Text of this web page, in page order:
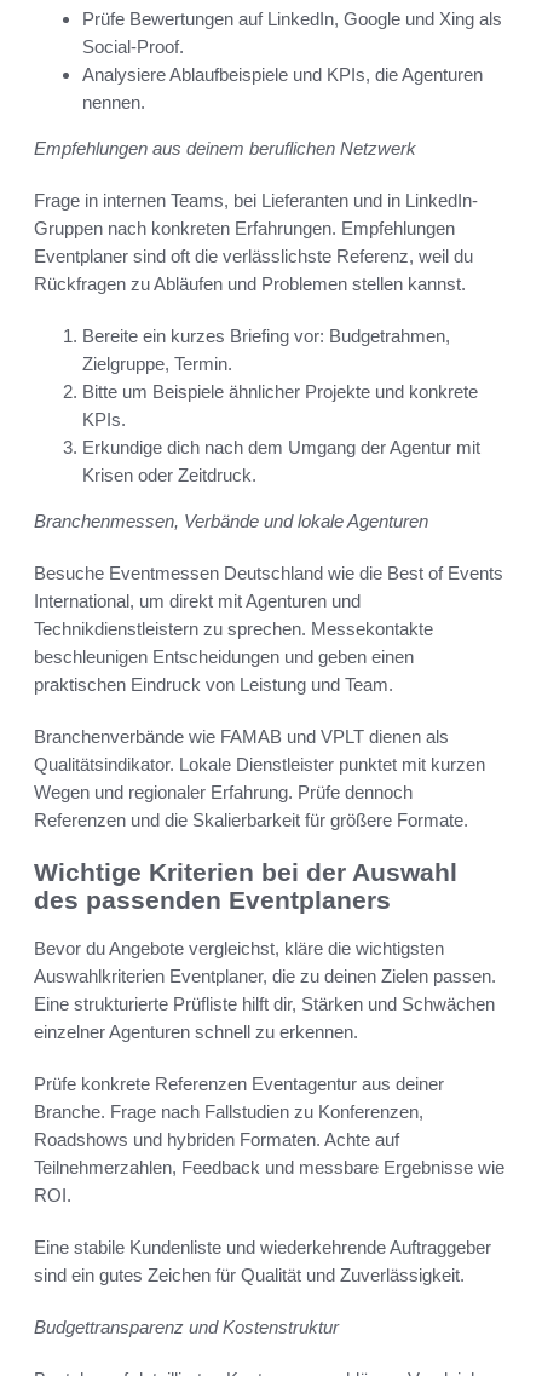
Prüfe Bewertungen auf LinkedIn, Google und Xing als
Social-Proof.
Analysiere Ablaufbeispiele und KPIs, die Agenturen
nennen.
Empfehlungen aus deinem beruflichen Netzwerk
Frage in internen Teams, bei Lieferanten und in LinkedIn-
Gruppen nach konkreten Erfahrungen. Empfehlungen
Eventplaner sind oft die verlässlichste Referenz, weil du
Rückfragen zu Abläufen und Problemen stellen kannst.
Bereite ein kurzes Briefing vor: Budgetrahmen,
Zielgruppe, Termin.
Bitte um Beispiele ähnlicher Projekte und konkrete
KPIs.
Erkundige dich nach dem Umgang der Agentur mit
Krisen oder Zeitdruck.
Branchenmessen, Verbände und lokale Agenturen
Besuche Eventmessen Deutschland wie die Best of Events
International, um direkt mit Agenturen und
Technikdienstleistern zu sprechen. Messekontakte
beschleunigen Entscheidungen und geben einen
praktischen Eindruck von Leistung und Team.
Branchenverbände wie FAMAB und VPLT dienen als
Qualitätsindikator. Lokale Dienstleister punktet mit kurzen
Wegen und regionaler Erfahrung. Prüfe dennoch
Referenzen und die Skalierbarkeit für größere Formate.
Wichtige Kriterien bei der Auswahl
des passenden Eventplaners
Bevor du Angebote vergleichst, kläre die wichtigsten
Auswahlkriterien Eventplaner, die zu deinen Zielen passen.
Eine strukturierte Prüfliste hilft dir, Stärken und Schwächen
einzelner Agenturen schnell zu erkennen.
Prüfe konkrete Referenzen Eventagentur aus deiner
Branche. Frage nach Fallstudien zu Konferenzen,
Roadshows und hybriden Formaten. Achte auf
Teilnehmerzahlen, Feedback und messbare Ergebnisse wie
ROI.
Eine stabile Kundenliste und wiederkehrende Auftraggeber
sind ein gutes Zeichen für Qualität und Zuverlässigkeit.
Budgettransparenz und Kostenstruktur